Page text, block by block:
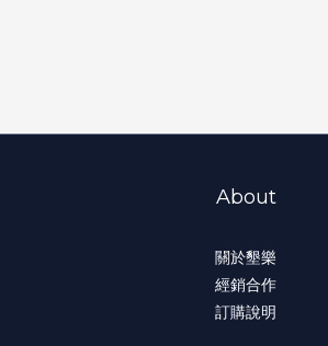
About
關於墾樂
經銷合作
訂購說明